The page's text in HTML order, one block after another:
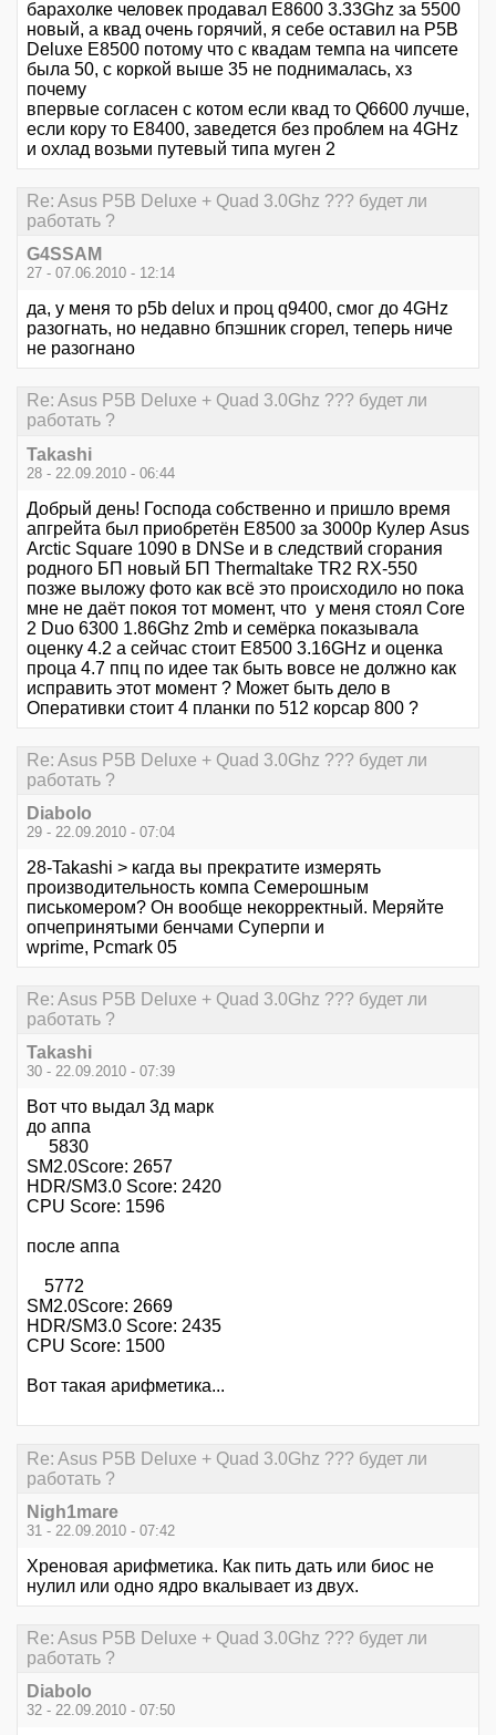
барахолке человек продавал E8600 3.33Ghz за 5500
новый, а квад очень горячий, я себе оставил на P5B
Deluxe E8500 потому что с квадам темпа на чипсете
была 50, с коркой выше 35 не поднималась, хз
почему
впервые согласен с котом если квад то Q6600 лучше,
если кору то E8400, заведется без проблем на 4GHz
и охлад возьми путевый типа муген 2
Re: Asus P5B Deluxe + Quad 3.0Ghz ??? будет ли
работать ?
G4SSAM
27 - 07.06.2010 - 12:14
да, у меня то p5b delux и проц q9400, смог до 4GHz
разогнать, но недавно бпэшник сгорел, теперь ниче
не разогнано
Re: Asus P5B Deluxe + Quad 3.0Ghz ??? будет ли
работать ?
Takashi
28 - 22.09.2010 - 06:44
Добрый день! Господа собственно и пришло время
апгрейта был приобретён Е8500 за 3000р Кулер Asus
Arctic Square 1090 в DNSе и в следствий сгорания
родного БП новый БП Thermaltake TR2 RX-550
позже выложу фото как всё это происходило но пока
мне не даёт покоя тот момент, что у меня стоял Core
2 Duo 6300 1.86Ghz 2mb и семёрка показывала
оценку 4.2 а сейчас стоит Е8500 3.16GHz и оценка
проца 4.7 ппц по идее так быть вовсе не должно как
исправить этот момент ? Может быть дело в
Оперативки стоит 4 планки по 512 корсар 800 ?
Re: Asus P5B Deluxe + Quad 3.0Ghz ??? будет ли
работать ?
Diabolo
29 - 22.09.2010 - 07:04
28-Takashi > кагда вы прекратите измерять
производительность компа Семерошным
писькомером? Он вообще некорректный. Меряйте
опчепринятыми бенчами Суперпи и
wprime, Pcmark 05
Re: Asus P5B Deluxe + Quad 3.0Ghz ??? будет ли
работать ?
Takashi
30 - 22.09.2010 - 07:39
Вот что выдал 3д марк
до аппа
5830
SM2.0Score: 2657
HDR/SM3.0 Score: 2420
CPU Score: 1596
после аппа
5772
SM2.0Score: 2669
HDR/SM3.0 Score: 2435
CPU Score: 1500
Вот такая арифметика...
Re: Asus P5B Deluxe + Quad 3.0Ghz ??? будет ли
работать ?
Nigh1mare
31 - 22.09.2010 - 07:42
Хреновая арифметика. Как пить дать или биос не
нулил или одно ядро вкалывает из двух.
Re: Asus P5B Deluxe + Quad 3.0Ghz ??? будет ли
работать ?
Diabolo
32 - 22.09.2010 - 07:50